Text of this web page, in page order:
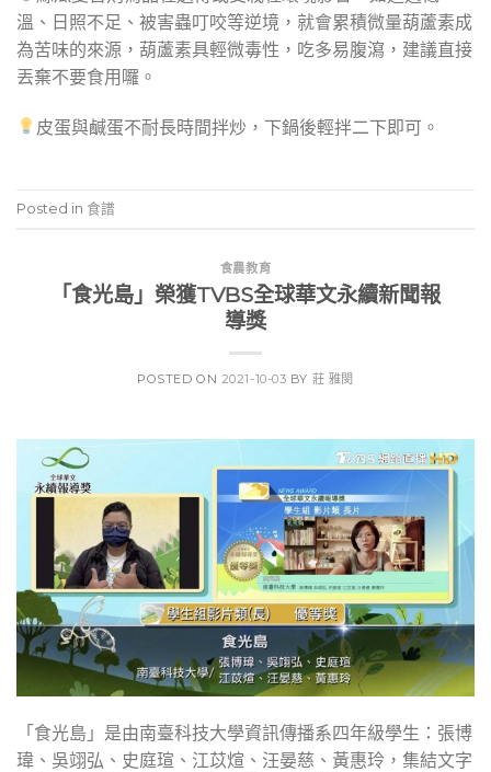
溫、日照不足、被害蟲叮咬等逆境，就會累積微量葫蘆素成
為苦味的來源，葫蘆素具輕微毒性，吃多易腹瀉，建議直接
丟棄不要食用囉。
皮蛋與鹹蛋不耐長時間拌炒，下鍋後輕拌二下即可。
Posted in 食譜
食農教育
「食光島」榮獲TVBS全球華文永續新聞報
導獎
POSTED ON 2021-10-03 BY 莊 雅閔
「食光島」是由南臺科技大學資訊傳播系四年級學生：張博
瑋、吳翊弘、史庭瑄、江苡煊、汪晏慈、黃惠玲，集結文字